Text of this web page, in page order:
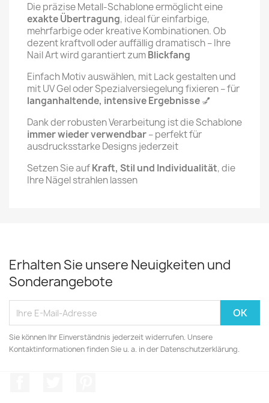
Die präzise Metall-Schablone ermöglicht eine
exakte Übertragung, ideal für einfarbige,
mehrfarbige oder kreative Kombinationen. Ob
dezent kraftvoll oder auffällig dramatisch – Ihre
Nail Art wird garantiert zumBlickfang
Einfach Motiv auswählen, mit Lack gestalten und
mit UV Gel oder Spezialversiegelung fixieren – für
langanhaltende, intensive Ergebnisse💅
Dank der robusten Verarbeitung ist die Schablone
immer wieder verwendbar– perfekt für
ausdrucksstarke Designs jederzeit
Setzen Sie aufKraft, Stil und Individualität, die
Ihre Nägel strahlen lassen
Erhalten Sie unsere Neuigkeiten und
Sonderangebote
Sie können Ihr Einverständnis jederzeit widerrufen. Unsere
Kontaktinformationen finden Sie u. a. in der Datenschutzerklärung.